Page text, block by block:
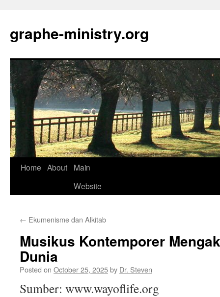
content
graphe-ministry.org
Home About
Main
Website
← Ekumenisme dan Alkitab
Musikus Kontemporer
Dunia
Posted on October 25, 2025by Dr. Steven
Sumber: www.wayoflife.org